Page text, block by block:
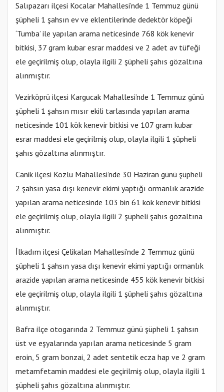
Salıpazarı ilçesi Kocalar Mahallesi’nde 1 Temmuz günü
şüpheli 1 şahsın ev ve eklentilerinde dedektör köpeği
‘Tumba’ ile yapılan arama neticesinde 768 kök kenevir
bitkisi, 37 gram kubar esrar maddesi ve 2 adet av tüfeği
ele geçirilmiş olup, olayla ilgili 2 şüpheli şahıs gözaltına
alınmıştır.
Vezirköprü ilçesi Kargucak Mahallesi’nde 1 Temmuz günü
şüpheli 1 şahsın mısır ekili tarlasında yapılan arama
neticesinde 101 kök kenevir bitkisi ve 107 gram kubar
esrar maddesi ele geçirilmiş olup, olayla ilgili 1 şüpheli
şahıs gözaltına alınmıştır.
Canik ilçesi Kozlu Mahallesi’nde 30 Haziran günü şüpheli
2 şahsın yasa dışı kenevir ekimi yaptığı ormanlık arazide
yapılan arama neticesinde 103 bin 61 kök kenevir bitkisi
ele geçirilmiş olup, olayla ilgili 2 şüpheli şahıs gözaltına
alınmıştır.
İlkadım ilçesi Çelikalan Mahallesi’nde 2 Temmuz günü
şüpheli 1 şahsın yasa dışı kenevir ekimi yaptığı ormanlık
arazide yapılan arama neticesinde 455 kök kenevir bitkisi
ele geçirilmiş olup, olayla ilgili 1 şüpheli şahıs gözaltına
alınmıştır.
Bafra ilçe otogarında 2 Temmuz günü şüpheli 1 şahsın
üst ve eşyalarında yapılan arama neticesinde 5 gram
eroin, 5 gram bonzai, 2 adet sentetik ecza hap ve 2 gram
metamfetamin maddesi ele geçirilmiş olup, olayla ilgili 1
şüpheli şahıs gözaltına alınmıştır.